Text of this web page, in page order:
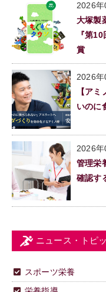
2026年
大塚製
『第
賞
2026年
【ア
いのに
2026年
管理栄
確認す
ニュース・トピ
スポーツ栄養